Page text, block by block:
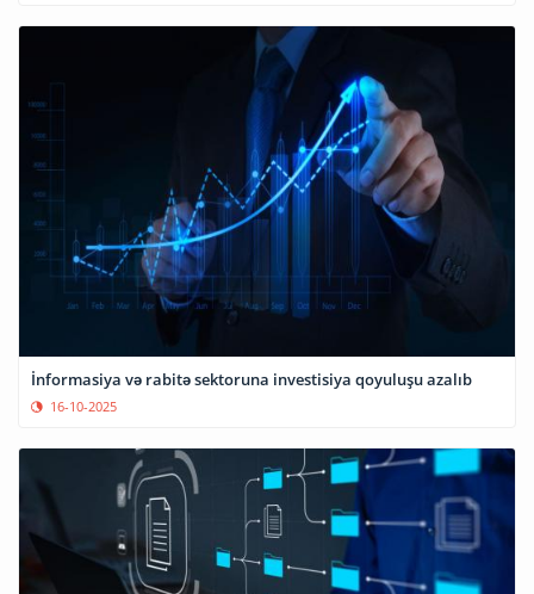
İnformasiya və rabitə sektoruna investisiya qoyuluşu azalıb
16-10-2025